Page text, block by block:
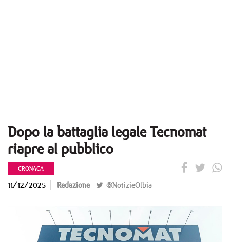
Dopo la battaglia legale Tecnomat
riapre al pubblico
CRONACA
11/12/2025 Redazione @NotizieOlbia